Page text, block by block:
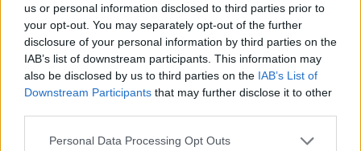
us or personal information disclosed to third parties prior to
your opt-out. You may separately opt-out of the further
disclosure of your personal information by third parties on the
IAB’s list of downstream participants. This information may
also be disclosed by us to third parties on the IAB’s List of
Downstream Participants that may further disclose it to other
Personal Data Processing Opt Outs